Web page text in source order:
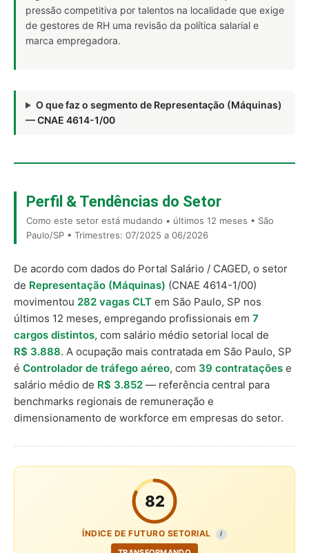
pressão competitiva por talentos na localidade que exige
de gestores de RH uma revisão da política salarial e
marca empregadora.
O que faz o segmento de Representação (Máquinas)
— CNAE 4614-1/00
Perfil & Tendências do Setor
Como este setor está mudando • últimos 12 meses • São
Paulo/SP • Trimestres: 07/2025 a 06/2026
De acordo com dados do Portal Salário / CAGED, o setor
de Representação (Máquinas) (CNAE 4614-1/00)
movimentou 282 vagas CLT em São Paulo, SP nos
últimos 12 meses, empregando profissionais em 7
cargos distintos, com salário médio setorial local de
R$ 3.888. A ocupação mais contratada em São Paulo, SP
é Controlador de tráfego aéreo, com 39 contratações e
salário médio de R$ 3.852 — referência central para
benchmarks regionais de remuneração e
dimensionamento de workforce em empresas do setor.
82
ÍNDICE DE FUTURO SETORIAL I